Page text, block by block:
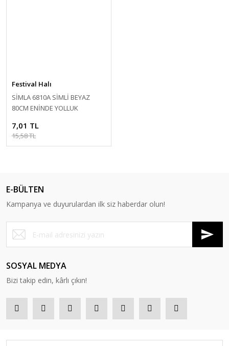
Festival Halı
SİMLA 6810A SİMLİ BEYAZ
80CM ENİNDE YOLLUK
7,01 TL
15,58 TL
E-BÜLTEN
Kampanya ve duyurulardan ilk siz haberdar olun!
SOSYAL MEDYA
Bizi takip edin, kârlı çıkın!